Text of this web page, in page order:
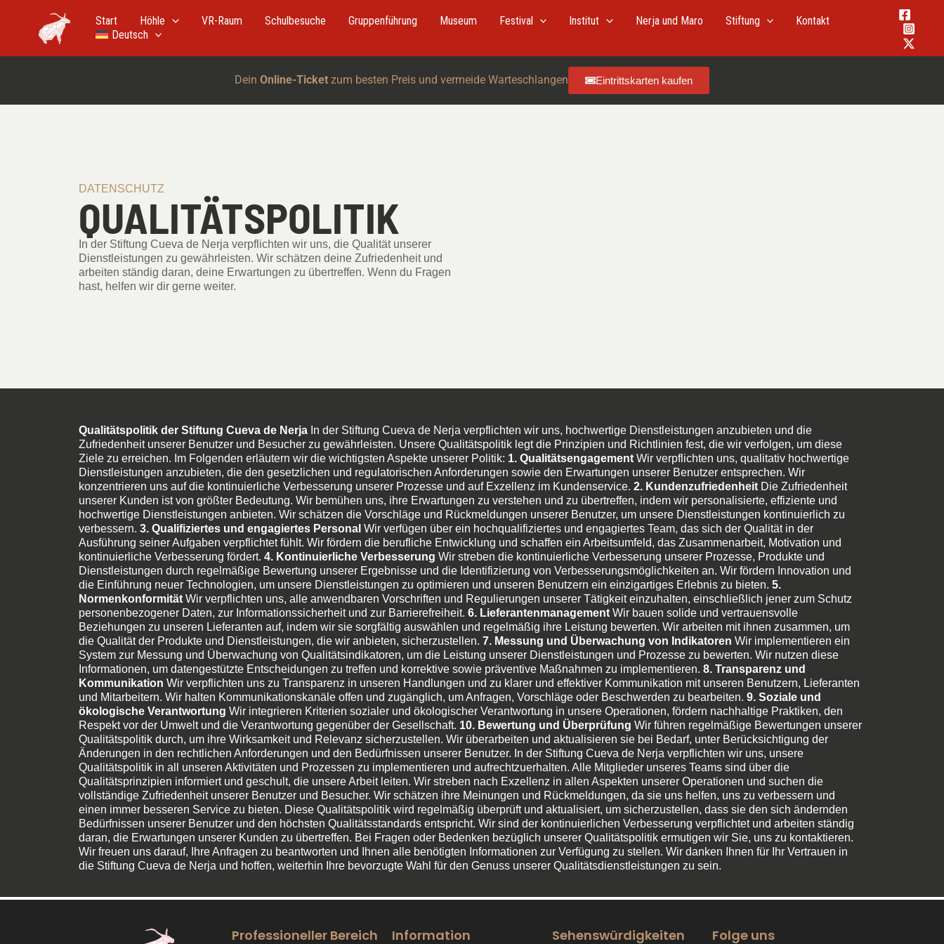
springen
Start Höhle VR-Raum Schulbesuche Gruppenführung Museum Festival Institut Nerja und Maro Stiftung
Kontakt
Deutsch
Dein Online-Ticket zum besten Preis und vermeide Warteschlangen Eintrittskarten kaufen
DATENSCHUTZ
QUALITÄTSPOLITIK
In der Stiftung Cueva de Nerja verpflichten wir uns, die Qualität unserer
Dienstleistungen zu gewährleisten. Wir schätzen deine Zufriedenheit und
arbeiten ständig daran, deine Erwartungen zu übertreffen. Wenn du Fragen
hast, helfen wir dir gerne weiter.
Qualitätspolitik der Stiftung Cueva de Nerja In der Stiftung Cueva de Nerja verpflichten wir uns, hochwertige Dienstleistungen anzubieten und die
Zufriedenheit unserer Benutzer und Besucher zu gewährleisten. Unsere Qualitätspolitik legt die Prinzipien und Richtlinien fest, die wir verfolgen, um diese
Ziele zu erreichen. Im Folgenden erläutern wir die wichtigsten Aspekte unserer Politik: 1. Qualitätsengagement Wir verpflichten uns, qualitativ hochwertige
Dienstleistungen anzubieten, die den gesetzlichen und regulatorischen Anforderungen sowie den Erwartungen unserer Benutzer entsprechen. Wir
konzentrieren uns auf die kontinuierliche Verbesserung unserer Prozesse und auf Exzellenz im Kundenservice. 2. Kundenzufriedenheit Die Zufriedenheit
unserer Kunden ist von größter Bedeutung. Wir bemühen uns, ihre Erwartungen zu verstehen und zu übertreffen, indem wir personalisierte, effiziente und
hochwertige Dienstleistungen anbieten. Wir schätzen die Vorschläge und Rückmeldungen unserer Benutzer, um unsere Dienstleistungen kontinuierlich zu
verbessern. 3. Qualifiziertes und engagiertes Personal Wir verfügen über ein hochqualifiziertes und engagiertes Team, das sich der Qualität in der
Ausführung seiner Aufgaben verpflichtet fühlt. Wir fördern die berufliche Entwicklung und schaffen ein Arbeitsumfeld, das Zusammenarbeit, Motivation und
kontinuierliche Verbesserung fördert. 4. Kontinuierliche Verbesserung Wir streben die kontinuierliche Verbesserung unserer Prozesse, Produkte und
Dienstleistungen durch regelmäßige Bewertung unserer Ergebnisse und die Identifizierung von Verbesserungsmöglichkeiten an. Wir fördern Innovation und
die Einführung neuer Technologien, um unsere Dienstleistungen zu optimieren und unseren Benutzern ein einzigartiges Erlebnis zu bieten. 5.
Normenkonformität Wir verpflichten uns, alle anwendbaren Vorschriften und Regulierungen unserer Tätigkeit einzuhalten, einschließlich jener zum Schutz
personenbezogener Daten, zur Informationssicherheit und zur Barrierefreiheit. 6. Lieferantenmanagement Wir bauen solide und vertrauensvolle
Beziehungen zu unseren Lieferanten auf, indem wir sie sorgfältig auswählen und regelmäßig ihre Leistung bewerten. Wir arbeiten mit ihnen zusammen, um
die Qualität der Produkte und Dienstleistungen, die wir anbieten, sicherzustellen. 7. Messung und Überwachung von Indikatoren Wir implementieren ein
System zur Messung und Überwachung von Qualitätsindikatoren, um die Leistung unserer Dienstleistungen und Prozesse zu bewerten. Wir nutzen diese
Informationen, um datengestützte Entscheidungen zu treffen und korrektive sowie präventive Maßnahmen zu implementieren. 8. Transparenz und
Kommunikation Wir verpflichten uns zu Transparenz in unseren Handlungen und zu klarer und effektiver Kommunikation mit unseren Benutzern, Lieferanten
und Mitarbeitern. Wir halten Kommunikationskanäle offen und zugänglich, um Anfragen, Vorschläge oder Beschwerden zu bearbeiten. 9. Soziale und
ökologische Verantwortung Wir integrieren Kriterien sozialer und ökologischer Verantwortung in unsere Operationen, fördern nachhaltige Praktiken, den
Respekt vor der Umwelt und die Verantwortung gegenüber der Gesellschaft. 10. Bewertung und Überprüfung Wir führen regelmäßige Bewertungen unserer
Qualitätspolitik durch, um ihre Wirksamkeit und Relevanz sicherzustellen. Wir überarbeiten und aktualisieren sie bei Bedarf, unter Berücksichtigung der
Änderungen in den rechtlichen Anforderungen und den Bedürfnissen unserer Benutzer. In der Stiftung Cueva de Nerja verpflichten wir uns, unsere
Qualitätspolitik in all unseren Aktivitäten und Prozessen zu implementieren und aufrechtzuerhalten. Alle Mitglieder unseres Teams sind über die
Qualitätsprinzipien informiert und geschult, die unsere Arbeit leiten. Wir streben nach Exzellenz in allen Aspekten unserer Operationen und suchen die
vollständige Zufriedenheit unserer Benutzer und Besucher. Wir schätzen ihre Meinungen und Rückmeldungen, da sie uns helfen, uns zu verbessern und
einen immer besseren Service zu bieten. Diese Qualitätspolitik wird regelmäßig überprüft und aktualisiert, um sicherzustellen, dass sie den sich ändernden
Bedürfnissen unserer Benutzer und den höchsten Qualitätsstandards entspricht. Wir sind der kontinuierlichen Verbesserung verpflichtet und arbeiten ständig
daran, die Erwartungen unserer Kunden zu übertreffen. Bei Fragen oder Bedenken bezüglich unserer Qualitätspolitik ermutigen wir Sie, uns zu kontaktieren.
Wir freuen uns darauf, Ihre Anfragen zu beantworten und Ihnen alle benötigten Informationen zur Verfügung zu stellen. Wir danken Ihnen für Ihr Vertrauen in
die Stiftung Cueva de Nerja und hoffen, weiterhin Ihre bevorzugte Wahl für den Genuss unserer Qualitätsdienstleistungen zu sein.
Professioneller Bereich Information Sehenswürdigkeiten Folge uns